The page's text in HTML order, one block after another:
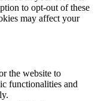
to opt-out of these
may affect your
the website to
functionalities and